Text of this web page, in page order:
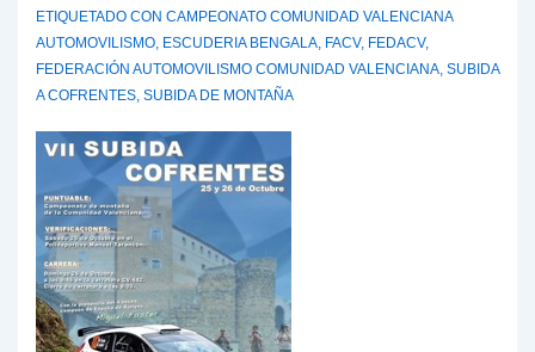
ETIQUETADO CON CAMPEONATO COMUNIDAD VALENCIANA
AUTOMOVILISMO ESCUDERIA BENGALA FACV, FEDACV,
FEDERACIÓN AUTOMOVILISMO COMUNIDAD VALENCIANA SUBIDA
A COFRENTES SUBIDA DE MONTAÑA